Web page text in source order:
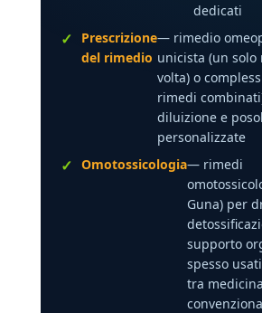
dedicati
Prescrizione
del rimedio
— rimedio
unicista (un solo
volta) o
rimedi
diluizione e
personalizzate
Omotossicologia— rimedi
Guna) per
supporto
spesso
tra medicina